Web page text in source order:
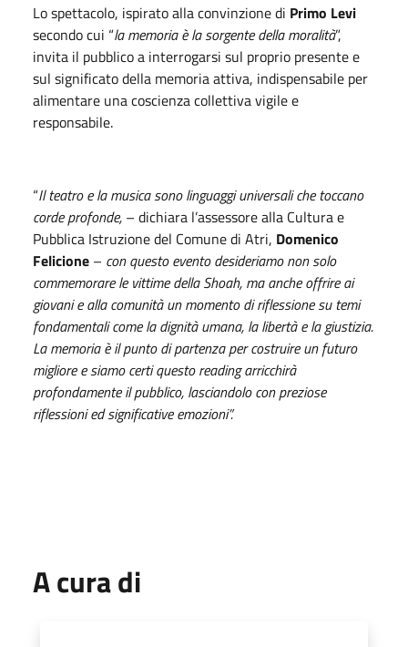
Lo spettacolo, ispirato alla convinzione di Primo Levi
secondo cui “la memoria è la sorgente della moralità”,
invita il pubblico a interrogarsi sul proprio presente e
sul significato della memoria attiva, indispensabile per
alimentare una coscienza collettiva vigile e
responsabile.
“Il teatro e la musica sono linguaggi universali che toccano
corde profonde, – dichiara l’assessore alla Cultura e
Pubblica Istruzione del Comune di Atri, Domenico
Felicione – con questo evento desideriamo non solo
commemorare le vittime della Shoah, ma anche offrire ai
giovani e alla comunità un momento di riflessione su temi
fondamentali come la dignità umana, la libertà e la giustizia.
La memoria è il punto di partenza per costruire un futuro
migliore e siamo certi questo reading arricchirà
profondamente il pubblico, lasciandolo con preziose
riflessioni ed significative emozioni”.
A cura di